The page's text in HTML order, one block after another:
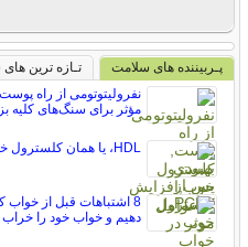
پـربیننده های سلامت
تـازه ترین
نفرولیتوتومی از راه
مؤثر برای سنگ‌های کلیه
HDL، یا همان کلسترول خوب
8 اشتباهات قبل از خواب
دهیم و خواب خود را خراب